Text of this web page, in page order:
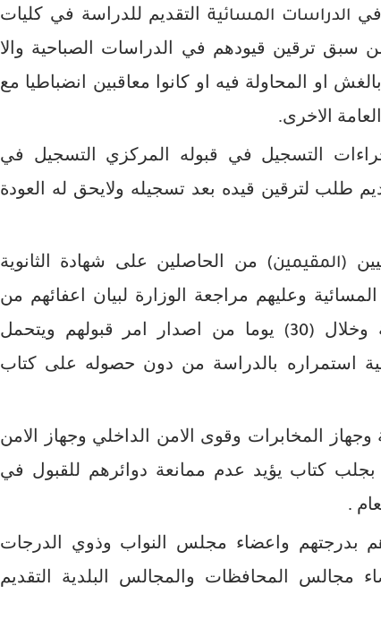
في الدراسات المسائيةالتقديم للدراسة في كليات
سبق ترقين قيودهم في الدراسات الصباحية والا
او المحاولة فيه او كانوا معاقبين انضباطيا مع
الاخرى.
التسجيل في قبوله المركزي التسجيل في
طلب لترقين قيده بعد تسجيله ولايحق له العودة
(المقيمين) من الحاصلين على شهادة الثانوية
المسائية وعليهم مراجعة الوزارة لبيان اعفائهم من
وخلال
(30)
يوما من اصدار امر قبولهم ويتحمل
استمراره بالدراسة من دون حصوله على كتاب
المخابرات وقوى الامن الداخلي وجهاز الامن
بجلب كتاب يؤيد عدم ممانعة دوائرهم للقبول في
.
بدرجتهم واعضاء مجلس النواب وذوي الدرجات
مجالس المحافظات والمجالس البلدية التقديم